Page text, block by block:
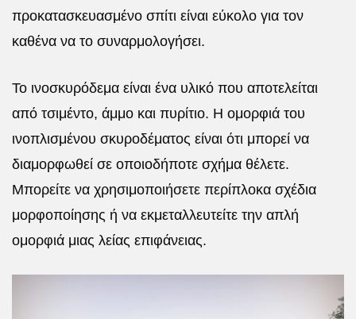
προκατασκευασμένο σπίτι είναι εύκολο για τον
καθένα να το συναρμολογήσει.
Το ινοσκυρόδεμα είναι ένα υλικό που αποτελείται
από τσιμέντο, άμμο και πυρίτιο. Η ομορφιά του
ινοπλισμένου σκυροδέματος είναι ότι μπορεί να
διαμορφωθεί σε οποιοδήποτε σχήμα θέλετε.
Μπορείτε να χρησιμοποιήσετε περίπλοκα σχέδια
μορφοποίησης ή να εκμεταλλευτείτε την απλή
ομορφιά μιας λείας επιφάνειας.